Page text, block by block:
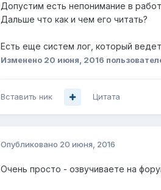
Допустим есть непонимание в
Дальше что как и чем его читать?
Есть еще систем лог, который
Изменено 20 июня, 2016
Вставить ник Цитата
Опубликовано 20 июня, 2016
Очень просто - озвучиваете на